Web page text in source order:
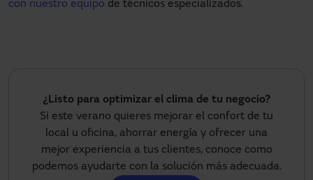
con nuestro equipo de técnicos especializados.
¿Listo para optimizar el clima de tu negocio?
Si este verano quieres mejorar el confort de tu
local u oficina, ahorrar energía y ofrecer una
mejor experiencia a tus clientes, conoce como
podemos ayudarte con la solución más adecuada.